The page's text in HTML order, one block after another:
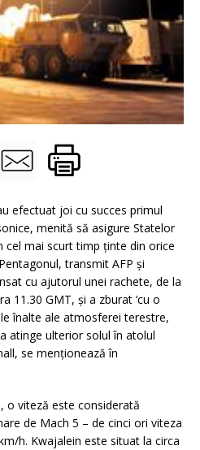
efectuat joi cu succes primul
menită să asigure Statelor
cel mai scurt timp ţinte din orice
transmit AFP şi
cu ajutorul unei rachete, de la
11.30 GMT, şi a zburat ‘cu o
înalte ale atmosferei terestre,
atinge ulterior solul în atolul
se menţionează în
o viteză este considerată
de Mach 5 – de cinci ori viteza
h. Kwajalein este situat la circa